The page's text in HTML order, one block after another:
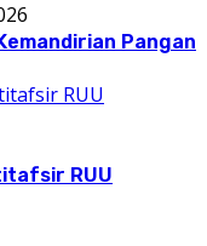
Pangan
RUU